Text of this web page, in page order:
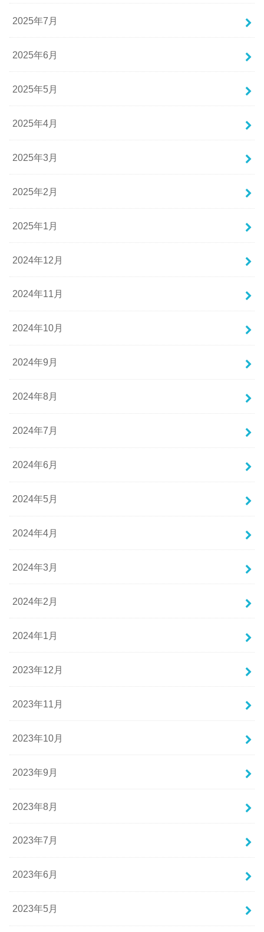
2025年7月
2025年6月
2025年5月
2025年4月
2025年3月
2025年2月
2025年1月
2024年12月
2024年11月
2024年10月
2024年9月
2024年8月
2024年7月
2024年6月
2024年5月
2024年4月
2024年3月
2024年2月
2024年1月
2023年12月
2023年11月
2023年10月
2023年9月
2023年8月
2023年7月
2023年6月
2023年5月